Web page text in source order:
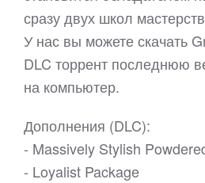
сразу двух школ
У нас вы можете скачать
DLC торрент последнюю
на компьютер.
Дополнения (DLC):
- Massively Stylish
- Loyalist Package